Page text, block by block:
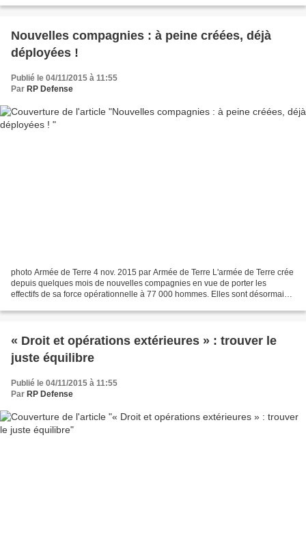
Nouvelles compagnies : à peine créées, déjà
déployées !
Publié le 04/11/2015 à 11:55
Par RP Defense
photo Armée de Terre 4 nov. 2015 par Armée de Terre L'armée de Terre crée
depuis quelques mois de nouvelles compagnies en vue de porter les
effectifs de sa force opérationnelle à 77 000 hommes. Elles sont désormais
« Droit et opérations extérieures » : trouver le
juste équilibre
Publié le 04/11/2015 à 11:55
Par RP Defense